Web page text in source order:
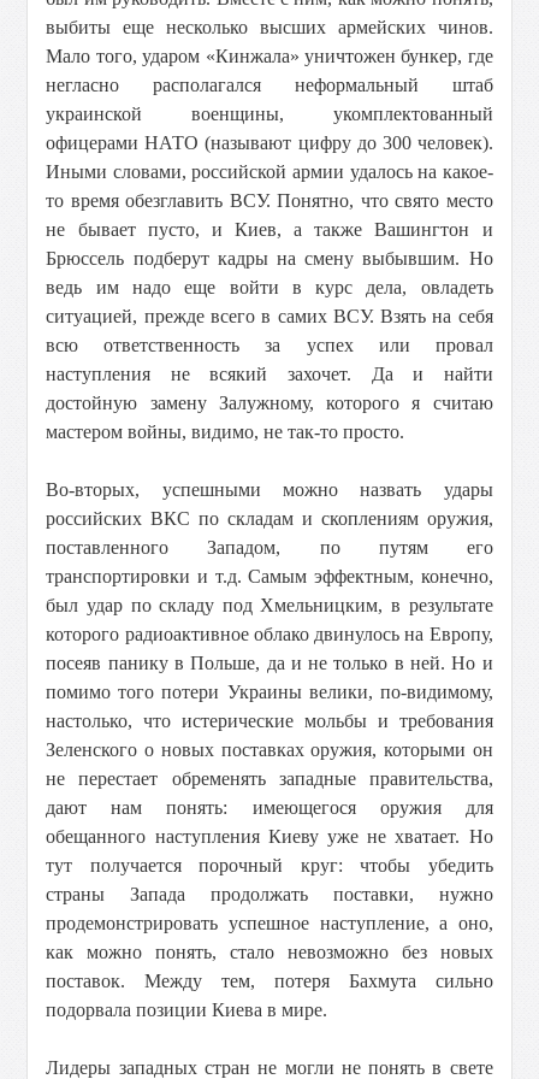
выбиты еще несколько высших армейских чинов.
Мало того, ударом «Кинжала» уничтожен бункер, где
негласно располагался неформальный штаб
украинской военщины, укомплектованный
офицерами НАТО (называют цифру до 300 человек).
Иными словами, российской армии удалось на какое-
то время обезглавить ВСУ. Понятно, что свято место
не бывает пусто, и Киев, а также Вашингтон и
Брюссель подберут кадры на смену выбывшим. Но
ведь им надо еще войти в курс дела, овладеть
ситуацией, прежде всего в самих ВСУ. Взять на себя
всю ответственность за успех или провал
наступления не всякий захочет. Да и найти
достойную замену Залужному, которого я считаю
мастером войны, видимо, не так-то просто.
Во-вторых, успешными можно назвать удары
российских ВКС по складам и скоплениям оружия,
поставленного Западом, по путям его
транспортировки и т.д. Самым эффектным, конечно,
был удар по складу под Хмельницким, в результате
которого радиоактивное облако двинулось на Европу,
посеяв панику в Польше, да и не только в ней. Но и
помимо того потери Украины велики, по-видимому,
настолько, что истерические мольбы и требования
Зеленского о новых поставках оружия, которыми он
не перестает обременять западные правительства,
дают нам понять: имеющегося оружия для
обещанного наступления Киеву уже не хватает. Но
тут получается порочный круг: чтобы убедить
страны Запада продолжать поставки, нужно
продемонстрировать успешное наступление, а оно,
как можно понять, стало невозможно без новых
поставок. Между тем, потеря Бахмута сильно
подорвала позиции Киева в мире.
Лидеры западных стран не могли не понять в свете